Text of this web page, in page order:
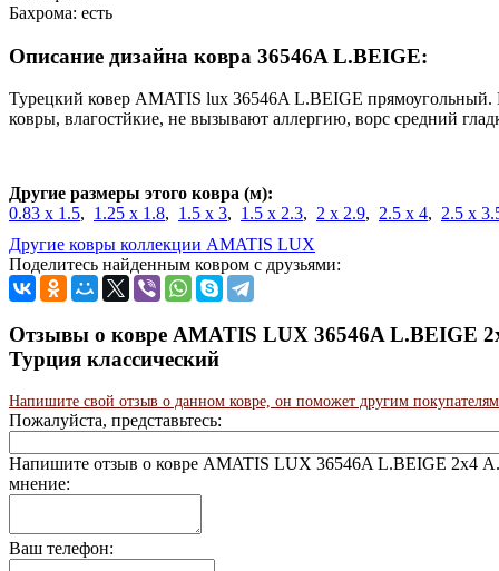
Бахрома: есть
Описание дизайна ковра 36546A L.BEIGE:
Турецкий ковер AMATIS lux 36546A L.BEIGE прямоугольный.
ковры, влагостйкие, не вызывают аллергию, ворс средний
Другие размеры этого ковра (м):
0.83 x 1.5, 1.25 x 1.8, 1.5 x 3, 1.5 x 2.3, 2 x 2.9, 2.5 x 4, 2.5 x
Другие ковры коллекции AMATIS LUX
Поделитесь найденным ковром с друзьями:
Отзывы о ковре AMATIS LUX 36546A L.BEIGE
Турция классический
Напишите свой отзыв о данном ковре, он поможет другим
Пожалуйста, представьтесь:
Напишите отзыв о ковре AMATIS LUX 36546A L.BEIGE 2x4
мнение:
Ваш телефон: